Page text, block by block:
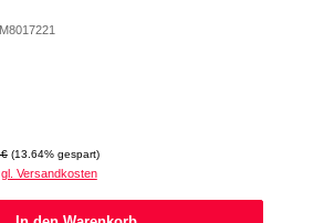
Preis:
(13.64% gespart)
Versandkosten